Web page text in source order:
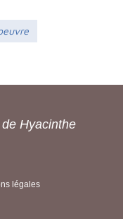
Hyacinthe
légales